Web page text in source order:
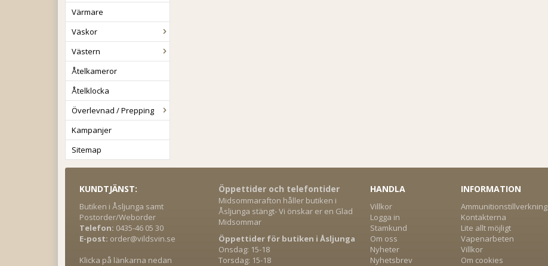
Värmare
Väskor
Västern
Åtelkameror
Åtelklocka
Överlevnad / Prepping
Kampanjer
Sitemap
KUNDTJÄNST:
Butiken i Åsljunga samt
Postorder/Weborder
Telefon: 0435-46 05 30
E-post: order@vildsvin.se
Klicka på länkarna nedan
Öppettider och telefontider
Midsommarafton håller butiken i
Åsljunga stängt- Vi önskar er en Glad
Midsommar
Öppettider för butiken i Åsljunga
Onsdag: 15-18
Torsdag: 15-18
HANDLA
Villkor
Logga in
Stamkund
Om oss
Nyheter
Nyhetsbrev
INFORMATION
Ammunitionstillverkning
Kontakterna
Lite allt möjligt
Vapenarbeten
Villkor
Om cookies